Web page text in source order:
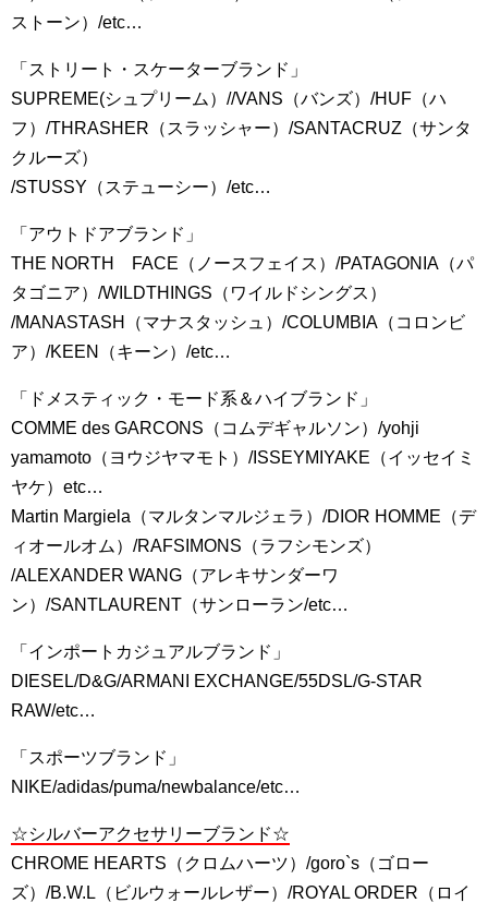
ストーン）/etc…
「ストリート・スケーターブランド」
SUPREME(シュプリーム）//VANS（バンズ）/HUF（ハ
フ）/THRASHER（スラッシャー）/SANTACRUZ（サンタ
クルーズ）
/STUSSY（ステューシー）/etc…
「アウトドアブランド」
THE NORTH FACE（ノースフェイス）/PATAGONIA（パ
タゴニア）/WILDTHINGS（ワイルドシングス）
/MANASTASH（マナスタッシュ）/COLUMBIA（コロンビ
ア）/KEEN（キーン）/etc…
「ドメスティック・モード系＆ハイブランド」
COMME des GARCONS（コムデギャルソン）/yohji
yamamoto（ヨウジヤマモト）/ISSEYMIYAKE（イッセイミ
ヤケ）etc…
Martin Margiela（マルタンマルジェラ）/DIOR HOMME（デ
ィオールオム）/RAFSIMONS（ラフシモンズ）
/ALEXANDER WANG（アレキサンダーワ
ン）/SANTLAURENT（サンローラン/etc…
「インポートカジュアルブランド」
DIESEL/D&G/ARMANI EXCHANGE/55DSL/G-STAR
RAW/etc…
「スポーツブランド」
NIKE/adidas/puma/newbalance/etc…
☆シルバーアクセサリーブランド☆
CHROME HEARTS（クロムハーツ）/goro`s（ゴロー
ズ）/B.W.L（ビルウォールレザー）/ROYAL ORDER（ロイ